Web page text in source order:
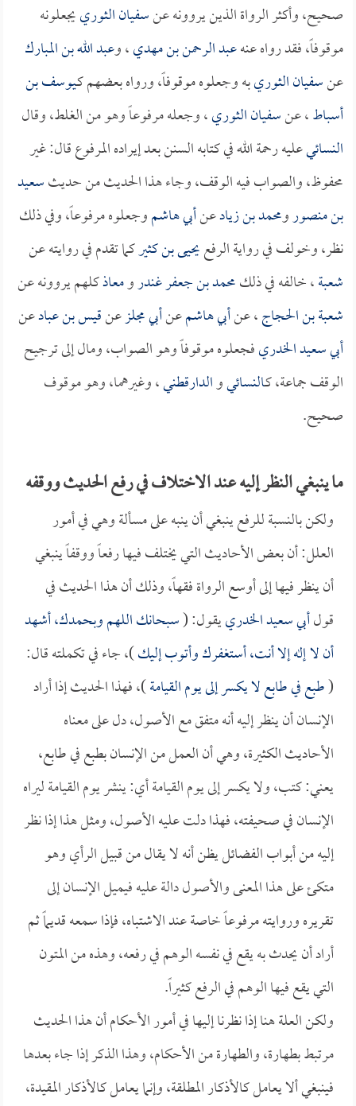
صحيح، وأكثر الرواة الذين يروونه عنسفيان الثورييجعلونه
موقوفاً، فقد رواه عنهعبد الرحمن بن مهدي، وعبد الله بن المبارك
عنسفيان الثوريبه وجعلوه موقوفاً، ورواه بعضهم كـيوسف بن
أسباط، عنسفيان الثوري، وجعله مرفوعاً وهو من الغلط، وقال
النسائيعليه رحمة الله في كتابه السنن بعد إيراده المرفوع قال: غير
محفوظ، والصواب فيه الوقف، وجاء هذا الحديث من حديثسعيد
بن منصورومحمد بن زيادعنأبي هاشموجعلوه مرفوعاً، وفي ذلك
نظر، وخولف في رواية الرفعيحيى بن كثيركما تقدم في روايته عن
شعبة، خالفه في ذلكمحمد بن جعفر غندرومعاذكلهم يروونه عن
شعبة بن الحجاج، عنأبي هاشمعنأبي مجلزعنقيس بن عبادعن
أبي سعيد الخدريفجعلوه موقوفاً وهو الصواب، ومال إلى ترجيح
الوقف جماعة، كـالنسائيوالدارقطني، وغيرهما، وهو موقوف
صحيح.
ما ينبغي النظر إليه عند الاختلاف في رفع الحديث ووقفه
ولكن بالنسبة للرفع ينبغي أن ينبه على مسألة وهي في أمور
العلل: أن بعض الأحاديث التي يختلف فيها رفعاً ووقفاً ينبغي
أن ينظر فيها إلى أوسع الرواة فقهاً، وذلك أن هذا الحديث في
قولأبي سعيد الخدرييقول: (سبحانك اللهم وبحمدك، أشهد
أن لا إله إلا أنت، أستغفرك وأتوب إليك)، جاء في تكملته قال:
(طبع في طابع لا يكسر إلى يوم القيامة)، فهذا الحديث إذا أراد
الإنسان أن ينظر إليه أنه متفق مع الأصول، دل على معناه
الأحاديث الكثيرة، وهي أن العمل من الإنسان بطبع في طابع،
يعني: كتب، ولا يكسر إلى يوم القيامة أي: ينشر يوم القيامة ليراه
الإنسان في صحيفته، فهذا دلت عليه الأصول، ومثل هذا إذا نظر
إليه من أبواب الفضائل يظن أنه لا يقال من قبيل الرأي وهو
متكئ على هذا المعنى والأصول دالة عليه فيميل الإنسان إلى
تقريره وروايته مرفوعاً خاصة عند الاشتباه، فإذا سمعه قديماً ثم
أراد أن يحدث به يقع في نفسه الوهم في رفعه، وهذه من المتون
التي يقع فيها الوهم في الرفع كثيراً.
ولكن العلة هنا إذا نظرنا إليها في أمور الأحكام أن هذا الحديث
مرتبط بطهارة، والطهارة من الأحكام، وهذا الذكر إذا جاء بعدها
فينبغي ألا يعامل كالأذكار المطلقة، وإنما يعامل كالأذكار المقيدة،